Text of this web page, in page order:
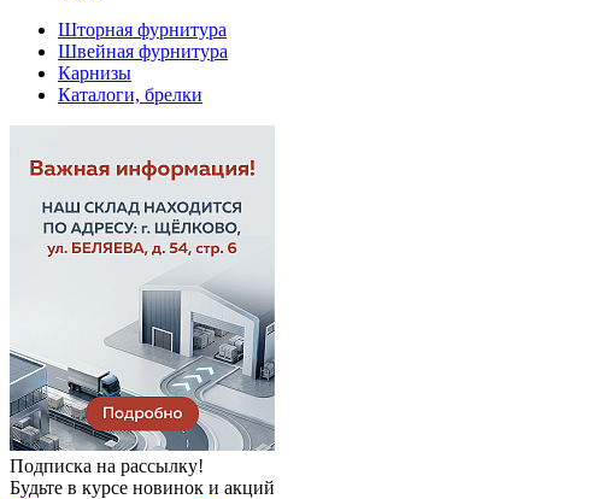
Шторная фурнитура
Швейная фурнитура
Карнизы
Каталоги, брелки
Подписка на рассылку!
Будьте в курсе новинок и акций